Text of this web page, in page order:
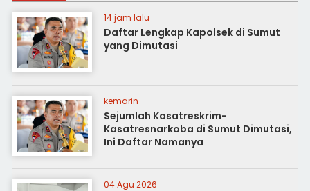
14 jam lalu
Daftar Lengkap Kapolsek di Sumut
yang Dimutasi
kemarin
Sejumlah Kasatreskrim-
Kasatresnarkoba di Sumut Dimutasi,
Ini Daftar Namanya
04 Agu 2026